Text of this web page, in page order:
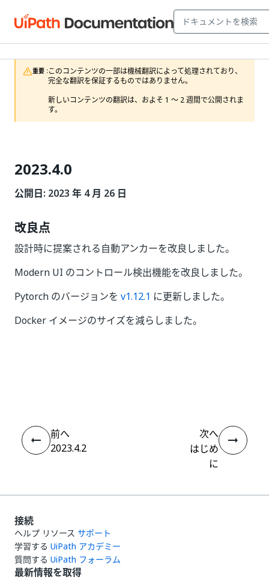
重要 :このコンテンツの一部は機械翻訳によって処理されており、
完全な翻訳を保証するものではありません。
新しいコンテンツの翻訳は、およそ 1 ～ 2 週間で公開されま
す。
2023.4.0
公開日: 2023 年 4 月 26 日
改良点
設計時に提案される自動アンカーを改良しました。
Modern UI のコントロール検出機能を改良しました。
Pytorch のバージョンを v1.12.1 に更新しました。
Docker イメージのサイズを減らしました。
前へ
2023.4.2
次へ
はじめ
に
接続
ヘルプ リソース サポート
学習する UiPath アカデミー
質問する UiPath フォーラム
最新情報を取得